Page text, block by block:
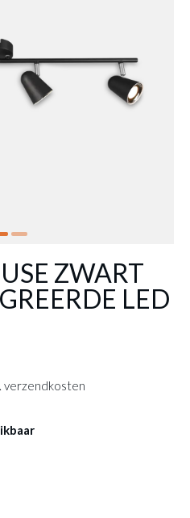
ZWART
LED
verzendkosten